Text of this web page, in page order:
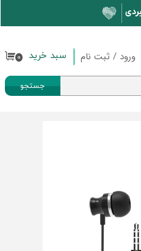
ورود / ثبت نام
جستجو
۰ سبد خرید